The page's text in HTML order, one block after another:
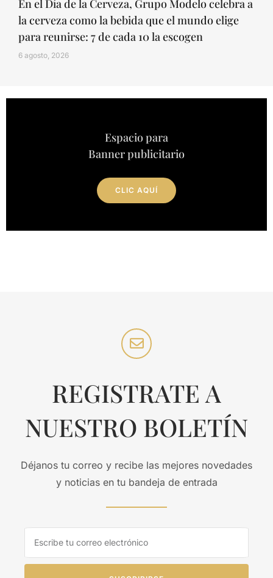
En el Día de la Cerveza, Grupo Modelo celebra a
la cerveza como la bebida que el mundo elige
para reunirse: 7 de cada 10 la escogen
6 agosto, 2026
Espacio para
Banner publicitario
CLIC AQUÍ
REGISTRATE A
NUESTRO BOLETÍN
Déjanos tu correo y recibe las mejores novedades
y noticias en tu bandeja de entrada